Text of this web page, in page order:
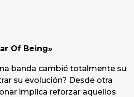
Of Being»
banda cambié totalmente su
su evolución? Desde otra
implica reforzar aquellos